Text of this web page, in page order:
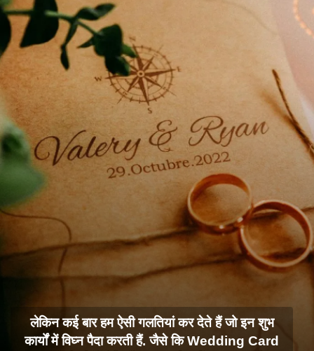
लेकिन कई बार हम ऐसी गलतियां कर देते हैं जो इन शुभ
कार्यों में विघ्न पैदा करती हैं. जैसे कि Wedding Card